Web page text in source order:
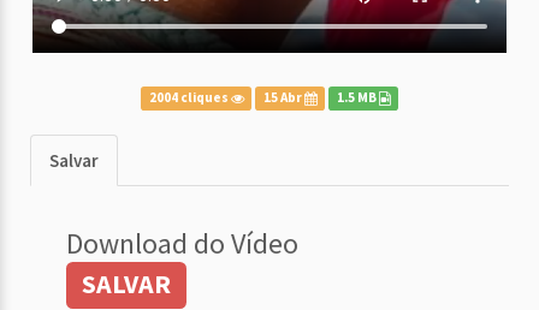
2004 cliques 15 Abr 1.5 MB
Salvar
Download do Vídeo
SALVAR